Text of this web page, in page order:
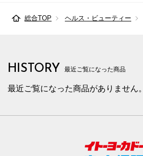
総合TOP ヘルス・ビューティー
HISTORY 最近ご覧になった商品
最近ご覧になった商品がありません。